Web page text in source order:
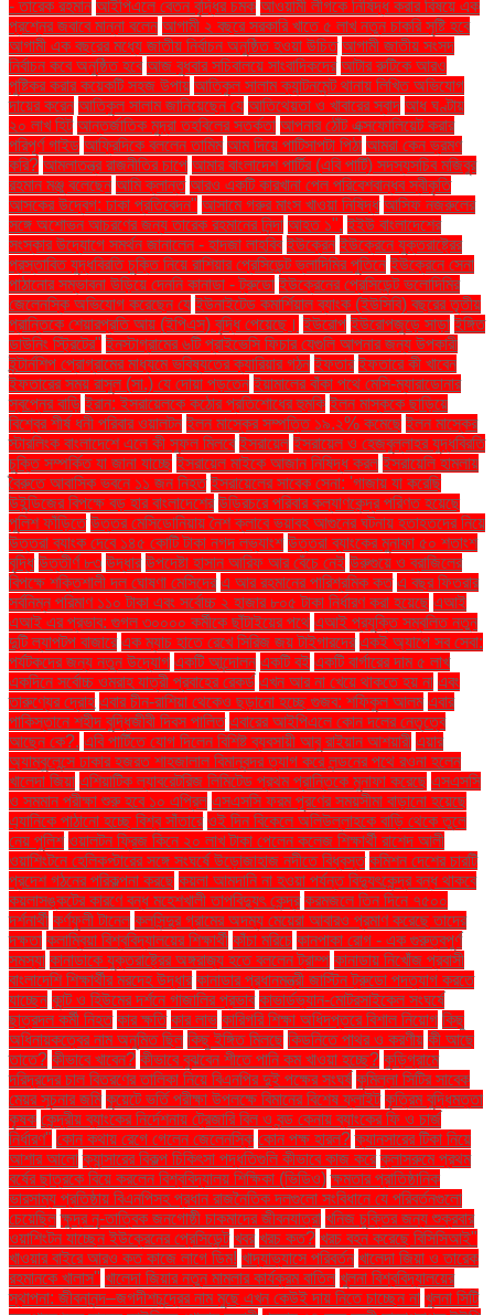
- তারেক রহমান আইপিএলে বেতন বৃদ্ধির চমক আওয়ামী লীগকে নিষিদ্ধ করার বিষয়ে এক
প্রশ্নের জবাবে মান্না বলেন আগামী ২ বছরে সরকারি খাতে ৫ লাখ নতুন চাকরি সৃষ্টি হবে
আগামী এক বছরের মধ্যে জাতীয় নির্বাচন অনুষ্ঠিত হওয়া উচিত আগামী জাতীয় সংসদ
নির্বাচন কবে অনুষ্ঠিত হবে আজ বুধবার সচিবালয়ে সাংবাদিকদের আটার রুটিকে আরও
পুষ্টিকর করার কয়েকটি সহজ উপায় আতিকুল সালাম ক্যান্টনমেন্ট থানায় লিখিত অভিযোগ
দায়ের করেন আতিকুল সালাম জানিয়েছেন যে আতিথেয়তা ও খাবারের স্বাদ আধ ঘণ্টায়
২০ লাখ হিট আন্তর্জাতিক মুদ্রা তহবিলের সতর্কতা আপনার ঠোঁট এক্সফোলিয়েট করার
পরিপূর্ণ গাইড আফ্রিদিকে বললেন তামিম আম দিয়ে পাটিসাপটা পিঠা আমরা কেন ভ্রমণ
করি? আমলাতন্ত্র রাজনীতির চাপে আমার বাংলাদেশ পার্টির (এবি পার্টি) সদস্যসচিব মজিবুর
রহমান মঞ্জু বলেছেন আমি ক্লান্ত আরও একটি কারখানা পেল পরিবেশবান্ধব স্বীকৃতি
আসকের উদ্বেগ: ঢাকা প্রতিবেদন" আসামে গরুর মাংস খাওয়া নিষিদ্ধ আসিফ নজরুলের
সঙ্গে অশোভন আচরণের জন্য তারেক রহমানের নিন্দা আহত ১". ইইউ বাংলাদেশের
সংস্কার উদ্যোগে সমর্থন জানালেন - হাদজা লাহবিব ইউক্রেন ইউক্রেনে যুক্তরাষ্ট্রের
প্রস্তাবিত যুদ্ধবিরতি চুক্তি নিয়ে রাশিয়ার প্রেসিডেন্ট ভ্লাদিমির পুতিনে ইউক্রেনে সেনা
পাঠানোর সম্ভাবনা উড়িয়ে দেননি কানাডা - ট্রুডো ইউক্রেনের প্রেসিডেন্ট ভলোদিমির
জেলেনস্কি অভিযোগ করেছেন যে ইউনাইটেড কমার্শিয়াল ব্যাংক (ইউসিবি) বছরের তৃতীয়
প্রান্তিকে শেয়ারপ্রতি আয় (ইপিএস) বৃদ্ধি পেয়েছে। ইউরোপ ইউরোপজুড়ে সাড়া ইঙ্গিত
ডাউনিং স্ট্রিটের" ইনস্টাগ্রামের ৬টি প্রাইভেসি ফিচার যেগুলি আপনার জন্য উপকারী
ইন্টার্নশিপ প্রোগ্রামের মাধ্যমে ভবিষ্যতের ক্যারিয়ার গঠন ইফতার ইফতারে কী খাবেন
ইফতারের সময় রাসুল (সা.) যে দোয়া পড়তেন ইয়ামালের বাঁকা পথে মেসি-ম্যারাডোনার
স্বপ্নের বাড়ি ইরান: ইসরায়েলকে কঠোর প্রতিশোধের হুমকি ইলন মাস্ককে ছাড়িয়ে
বিশ্বের শীর্ষ ধনী পরিবার ওয়ালটন ইলন মাস্কের সম্পত্তি ১৯.২% কমেছে ইলন মাস্কের
স্টারলিংক বাংলাদেশে এলে কী সুফল মিলবে ইসরায়েল ইসরায়েল ও হেজবুল্লাহর যুদ্ধবিরতি
চুক্তি সম্পর্কিত যা জানা যাচ্ছে ইসরায়েল মাইকে আজান নিষিদ্ধ করল ইসরায়েলি হামলায়
বৈরুতে আবাসিক ভবনে ১১ জন নিহত ইসরায়েলের সাবেক সেনা: 'গাজায় যা করেছি
উইন্ডিজের বিপক্ষে বড় হার বাংলাদেশের উড়িরচরে পরিবার কল্যাণকেন্দ্র পরিণত হয়েছে
পুলিশ ফাঁড়িতে উত্তর মেসিডোনিয়ায় নৈশ ক্লাবে ভয়াবহ আগুনের ঘটনায় হতাহতদের নিয়ে
উত্তরা ব্যাংক দেবে ১৪৫ কোটি টাকা নগদ লভ্যাংশ উত্তরা ব্যাংকের মুনাফা ৫০ শতাংশ
বৃদ্ধি উত্তীর্ণ ৮৩ উদ্ধার উপদেষ্টা হাসান আরিফ আর বেঁচে নেই উরুগুয়ে ও ব্রাজিলের
বিপক্ষে শক্তিশালী দল ঘোষণা মেসিদের এ আর রহমানের পারিশ্রমিক কত এ বছর ফিতরার
সর্বনিম্ন পরিমাণ ১১০ টাকা এবং সর্বোচ্চ ২ হাজার ৮০৫ টাকা নির্ধারণ করা হয়েছে এআই
এআই এর প্রভাব: গুগল ৩০০০০ কর্মীকে ছাঁটাইয়ের পথে এআই প্রযুক্তি সম্বলিত নতুন
দুটি ল্যাপটপ বাজারে এক ম্যাচ হাতে রেখে সিরিজ জয় টাইগারদের একই অ্যাপে সব সেবা:
পর্যটকদের জন্য নতুন উদ্যোগ একটি আন্দোলন একটি বই একটি বার্গারের দাম ৫ লাখ
একদিনে সর্বোচ্চ ওমরাহ যাত্রী প্রবাহের রেকর্ড এখন আর না খেয়ে থাকতে হয় না এবং
তারুণ্যের দ্রোহ এবার চীন-রাশিয়া থেকেও ছড়ানো হচ্ছে গুজব: শফিকুল আলম এবার
পাকিস্তানে শহীদ বুদ্ধিজীবী দিবস পালিত এবারের আইপিএলে কোন দলের নেতৃত্বে
আছেন কে?. এবি পার্টিতে যোগ দিলেন বিশিষ্ট ব্যবসায়ী আবু রাইয়ান আশয়ারী এয়ার
অ্যাম্বুলেন্সে ঢাকার হজরত শাহজালাল বিমানবন্দর ত্যাগ করে লন্ডনের পথে রওনা হলেন
খালেদা জিয়া এশিয়াটিক ল্যাবরেটরিজ লিমিটেড প্রথম প্রান্তিকে মুনাফা করেছে এসএসসি
ও সমমান পরীক্ষা শুরু হবে ১০ এপ্রিল এসএসসি ফরম পূরণের সময়সীমা বাড়ানো হয়েছে
এ্যানিকে পাঠানো হচ্ছে বিশ্ব সাঁতারে ওই দিন বিকেলে অলিউল্লাহকে বাড়ি থেকে তুলে
নেয় পুলিশ ওয়ালটন ফ্রিজ কিনে ২০ লাখ টাকা পেলেন কলেজ শিক্ষার্থী রাশেদ আলী
ওয়াশিংটনে হেলিকপ্টারের সঙ্গে সংঘর্ষে উড়োজাহাজ নদীতে বিধ্বস্ত কমিশন দেশের চারটি
প্রদেশ গঠনের পরিকল্পনা করছে কয়লা আমদানি না হওয়া পর্যন্ত বিদ্যুৎকেন্দ্র বন্ধ থাকবে
কয়লাসঙ্কটের কারণে বন্ধ মহেশখালী তাপবিদ্যুৎ কেন্দ্র করমজলে তিন দিনে ৭৫০০
দর্শনার্থী কর্ণফুলী টানেল কলসিন্দুর গ্রামের অদম্য মেয়েরা আবারও প্রমাণ করেছে তাদের
দক্ষতা কলাম্বিয়া বিশ্ববিদ্যালয়ের শিক্ষার্থী কাঁচা মরিচে কানপাকা রোগ - এক গুরুত্বপুর্ণ
সমস্যা কানাডাকে যুক্তরাষ্ট্রের অঙ্গরাজ্য হতে বললেন ট্রাম্প কানাডায় নিখোঁজ প্রবাসী
বাংলাদেশি শিক্ষার্থীর মরদেহ উদ্ধার কানাডার প্রধানমন্ত্রী জাস্টিন ট্রুডো পদত্যাগ করতে
যাচ্ছেন কান্ট ও হিউমের দর্শনে গাজালির প্রভাব কাভার্ডভ্যান-মোটরসাইকেল সংঘর্ষে
ছাত্রদল কর্মী নিহত কার ক্ষতি কার লাভ কারিগরি শিক্ষা অধিদপ্তরে বিশাল নিয়োগ কিছু
অধিনায়কত্বের নাম অনুমিত ছিল কিছু ইঙ্গিত মিলছে কিডনিতে পাথর ও করণীয় কী আছে
তাতে? কীভাবে খাবেন? কীভাবে বুঝবেন শীতে পানি কম খাওয়া হচ্ছে? কুড়িগ্রামে
দরিদ্রদের চাল বিতরণের তালিকা নিয়ে বিএনপির দুই পক্ষের সংঘর্ষ কুমিল্লা সিটির সাবেক
মেয়র সূচনার জমি কুয়েটে ভর্তি পরীক্ষা উপলক্ষে বিমানের বিশেষ ফ্লাইট কৃত্রিম বুদ্ধিমত্তা
কৃষক কেন্দ্রীয় ব্যাংকের নির্দেশনায় ট্রেজারি বিল ও বন্ড কেনায় ব্যাংকের ফি ও চার্জ
নির্ধারণ" কোন কথায় রেগে গেলেন জেলেনস্কি কোন পক্ষ হারল? ক্যানসারের টিকা নিয়ে
আশার আলো ক্যান্সারের বিকল্প চিকিৎসা পদ্ধতিগুলি কীভাবে কাজ করে ক্লাসরুমে প্রথম
বর্ষের ছাত্রকে বিয়ে করলেন বিশ্ববিদ্যালয় শিক্ষিকা (ভিডিও) ক্ষমতার প্রাতিষ্ঠানিক
ভারসাম্য প্রতিষ্ঠায় বিএনপিসহ প্রধান রাজনৈতিক দলগুলো সংবিধানে যে পরিবর্তনগুলো
চেয়েছিল ক্ষুদ্র নৃ-তাত্বিক জনগোষ্ঠী চাকমাদের জীবনযাত্রা খনিজ চুক্তির জন্য শুক্রবার
ওয়াশিংটন যাচ্ছেন ইউক্রেনের প্রেসিডেন্ট খবর খরচ কত? খরচ বহন করেছে বিসিসিআই"
খাওয়ার বাইরে আরও কত কাজে লাগে ডিম! খাদ্যাভ্যাসে পরিবর্তন খালেদা জিয়া ও তারেক
রহমানকে খালাস'' খালেদা জিয়ার নতুন মামলার কার্যক্রম বাতিল খুলনা বিশ্ববিদ্যালয়ের
স্থাপনা: জীবনানন্দ–জগদীশচন্দ্রের নাম মুছে এখন কেউই দায় নিতে চাচ্ছেন না খুলনা সিটি